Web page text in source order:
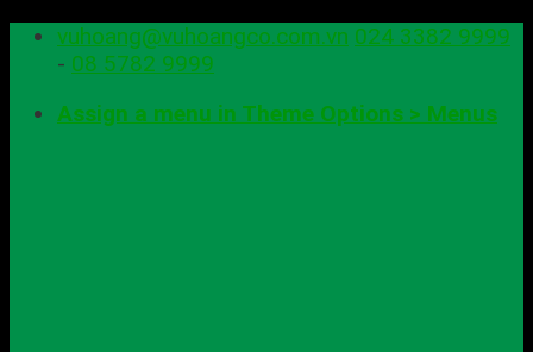
Skip vuhoang@vuhoangco.com.vn 024 3382 9999
- 08 5782 9999
Assign a menu in Theme Options > Menus